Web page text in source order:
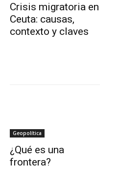
Crisis migratoria en
Ceuta: causas,
contexto y claves
Geopolítica
¿Qué es una
frontera?